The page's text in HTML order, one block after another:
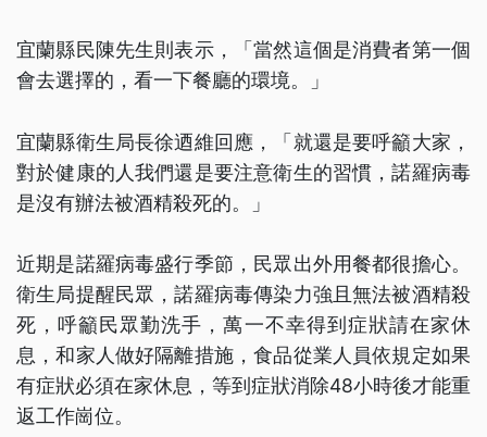
宜蘭縣民陳先生則表示，「當然這個是消費者第一個
會去選擇的，看一下餐廳的環境。」
宜蘭縣衛生局長徐迺維回應，「就還是要呼籲大家，
對於健康的人我們還是要注意衛生的習慣，諾羅病毒
是沒有辦法被酒精殺死的。」
近期是諾羅病毒盛行季節，民眾出外用餐都很擔心。
衛生局提醒民眾，諾羅病毒傳染力強且無法被酒精殺
死，呼籲民眾勤洗手，萬一不幸得到症狀請在家休
息，和家人做好隔離措施，食品從業人員依規定如果
有症狀必須在家休息，等到症狀消除48小時後才能重
返工作崗位。